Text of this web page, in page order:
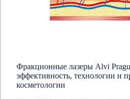
Фракционные лазеры Alvi
эффективность, технологии и
косметологии